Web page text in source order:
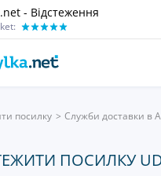
- Відстеження
посилку Служби доставки в
ПОСИЛКУ